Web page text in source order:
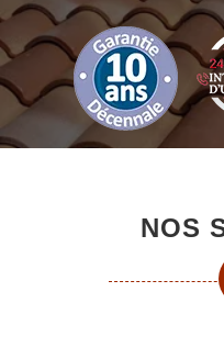
NOS